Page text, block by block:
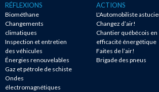
RÉFLEXIONS
Biométhane
Changements
climatiques
Inspection et entretien
des véhicules
Énergies renouvelables
Gaz et pétrole de schiste
Ondes
électromagnétiques
ACTIONS
L'Automobiliste
Changez d’air!
Chantier québécois en
efficacité énergétique
Faites de l’air!
Brigade des pneus